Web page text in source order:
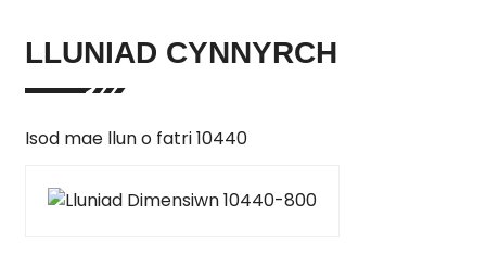
LLUNIAD CYNNYRCH
Isod mae llun o fatri 10440